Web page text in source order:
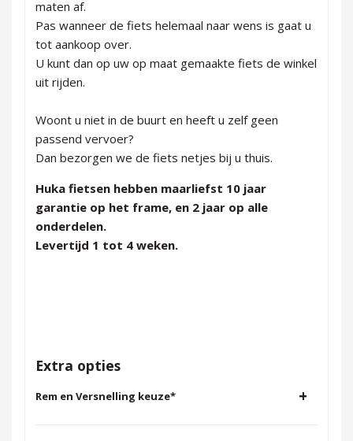
maten af.
Pas wanneer de fiets helemaal naar wens is gaat u
tot aankoop over.
U kunt dan op uw op maat gemaakte fiets de winkel
uit rijden.
Woont u niet in de buurt en heeft u zelf geen
passend vervoer?
Dan bezorgen we de fiets netjes bij u thuis.
Huka fietsen hebben maarliefst 10 jaar
garantie op het frame, en 2 jaar op alle
onderdelen.
Levertijd 1 tot 4 weken.
Extra opties
Rem en Versnelling keuze* +